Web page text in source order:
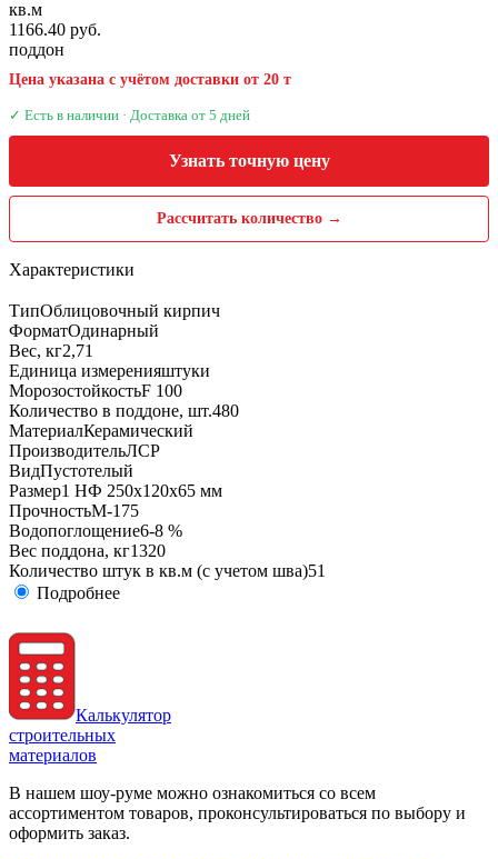
кв.м
1166.40 руб.
поддон
Цена указана с учётом доставки от 20 т
✓ Есть в наличии · Доставка от 5 дней
Узнать точную цену
Рассчитать количество →
Характеристики
ТипОблицовочный кирпич
ФорматОдинарный
Вес, кг2,71
Единица измеренияштуки
МорозостойкостьF 100
Количество в поддоне, шт.480
МатериалКерамический
ПроизводительЛСР
ВидПустотелый
Размер1 НФ 250х120х65 мм
ПрочностьМ-175
Водопоглощение6-8 %
Вес поддона, кг1320
Количество штук в кв.м (с учетом шва)51
Подробнее
Калькулятор
строительных
материалов
В нашем шоу-руме можно ознакомиться со всем
ассортиментом товаров, проконсультироваться по выбору и
оформить заказ.